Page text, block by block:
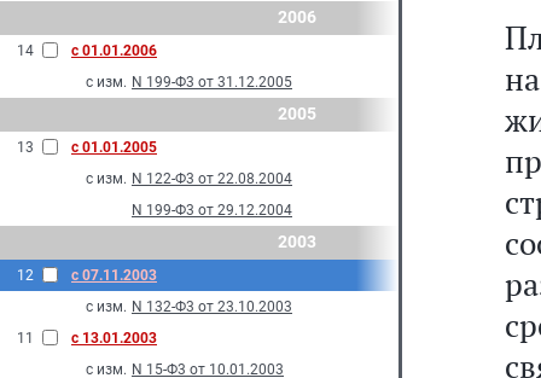
2006
14
с 01.01.2006
с изм. N 199-Ф3 от 31.12.2005
2005
13
с 01.01.2005
с изм. N 122-Ф3 от 22.08.2004
N 199-Ф3 от 29.12.2004
2003
12
с 07.11.2003
с изм. N 132-Ф3 от 23.10.2003
11
с 13.01.2003
с изм. N 15-Ф3 от 10.01.2003